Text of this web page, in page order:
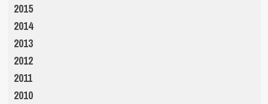
2015
2014
2013
2012
2011
2010